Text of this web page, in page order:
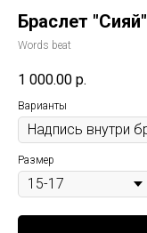
Браслет "Сияй"
Words beat
1 000.00 р.
Варианты
Размер